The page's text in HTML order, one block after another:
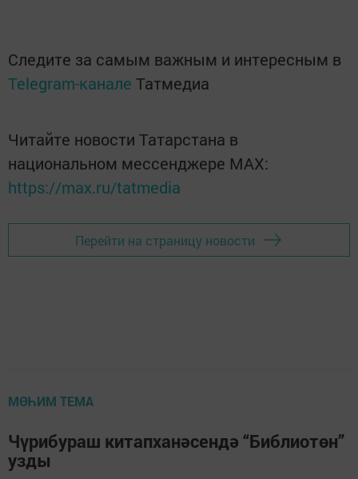
Следите за самым важным и интересным в
Telegram-канале Татмедиа
Читайте новости Татарстана в
национальном мессенджере MАХ:
https://max.ru/tatmedia
Перейти на страницу новости
МӨҺИМ ТЕМА
Чүрибураш китапханәсендә “Библиотөн”
узды